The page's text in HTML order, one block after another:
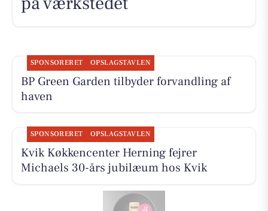
SPONSORERET OPSLAGSTAVLEN
BP Green Garden tilbyder forvandling af
haven
SPONSORERET OPSLAGSTAVLEN
Kvik Køkkencenter Herning fejrer
Michaels 30-års jubilæum hos Kvik